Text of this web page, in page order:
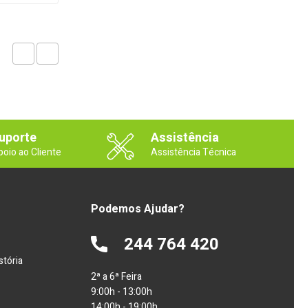
ao Cliente
Assistência
Assistência Técnica
Podemos Ajudar?
244 764 420
2ª a 6ª Feira
9:00h - 13:00h